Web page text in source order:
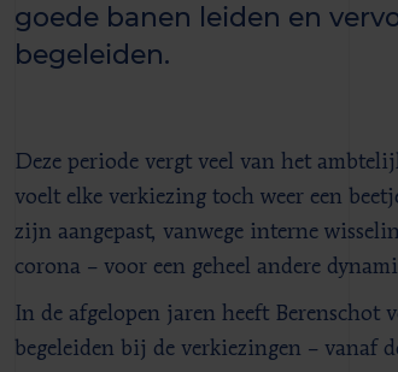
goede banen leiden en
begeleiden.
Deze periode vergt veel van het
voelt elke verkiezing toch weer een
zijn aangepast, vanwege interne
corona – voor een geheel andere
In de afgelopen jaren heeft Berenschot
begeleiden bij de verkiezingen – vanaf